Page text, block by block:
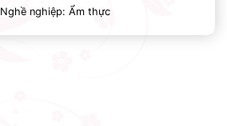
Nghề nghiệp: Ẩm thực